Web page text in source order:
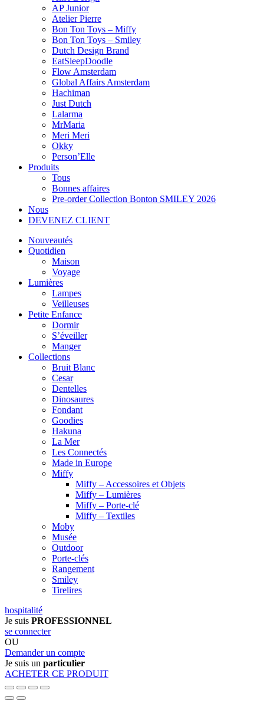
AP Junior
Atelier Pierre
Bon Ton Toys – Miffy
Bon Ton Toys – Smiley
Dutch Design Brand
EatSleepDoodle
Flow Amsterdam
Global Affairs Amsterdam
Hachiman
Just Dutch
Lalarma
MrMaria
Meri Meri
Okky
Person’Elle
Produits
Tous
Bonnes affaires
Pre-order Collection Bonton SMILEY 2026
Nous
DEVENEZ CLIENT
Nouveautés
Quotidien
Maison
Voyage
Lumières
Lampes
Veilleuses
Petite Enfance
Dormir
S’éveiller
Manger
Collections
Bruit Blanc
Cesar
Dentelles
Dinosaures
Fondant
Goodies
Hakuna
La Mer
Les Connectés
Made in Europe
Miffy
Miffy – Accessoires et Objets
Miffy – Lumières
Miffy – Porte-clé
Miffy – Textiles
Moby
Musée
Outdoor
Porte-clés
Rangement
Smiley
Tirelires
hospitalité
Je suis PROFESSIONNEL
se connecter
OU
Demander un compte
Je suis un particulier
ACHETER CE PRODUIT